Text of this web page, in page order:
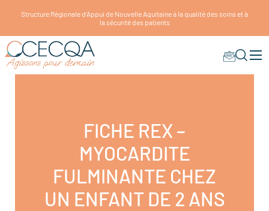
Structure Régionale d'Appui de Nouvelle Aquitaine à la qualité des soins et à
la sécurité des patients
FICHE REX –
MYOCARDITE
FULMINANTE CHEZ
UN ENFANT DE 2 ANS